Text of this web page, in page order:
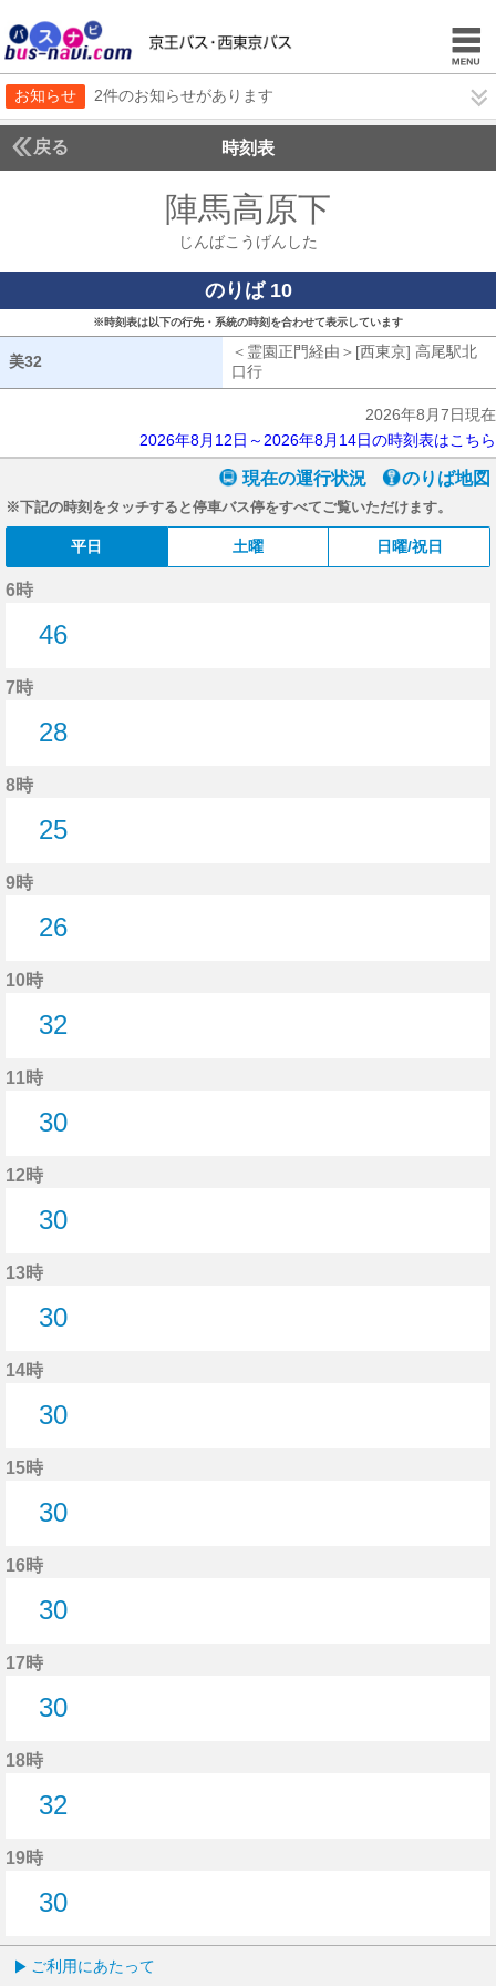
お知らせ 2件のお知らせがあります
戻る 時刻表
陣馬高原下
じんばこうげんした
のりば 10
※時刻表は以下の行先・系統の時刻を合わせて表示しています
美32
＜霊園正門経由＞[西東京] 高尾駅北
口行
2026年8月7日現在
2026年8月12日～2026年8月14日の時刻表はこちら
現在の運行状況 のりば地図
※下記の時刻をタッチすると停車バス停をすべてご覧いただけます。
平日 土曜 日曜/祝日
6時
46
7時
28
8時
25
9時
26
10時
32
11時
30
12時
30
13時
30
14時
30
15時
30
16時
30
17時
30
18時
32
19時
30
ご利用にあたって